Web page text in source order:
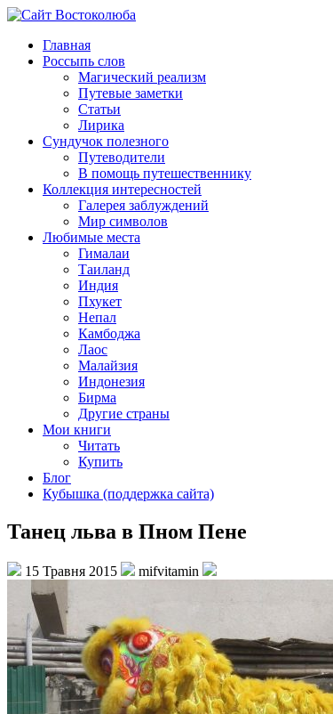
Главная
Россыпь слов
Магический реализм
Путевые заметки
Статьи
Лирика
Сундучок полезного
Путеводители
В помощь путешественнику
Коллекция интересностей
Галерея заблуждений
Мир символов
Любимые места
Гималаи
Таиланд
Индия
Пхукет
Непал
Камбоджа
Лаос
Малайзия
Индонезия
Бирма
Другие страны
Мои книги
Читать
Купить
Блог
Кубышка (поддержка сайта)
Танец льва в Пном Пене
15 Травня 2015 mifvitamin